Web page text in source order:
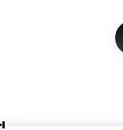
2. APOKI - Space